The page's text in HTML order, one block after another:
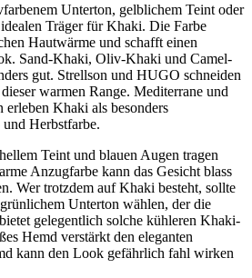
Unterton, gelblichem Teint oder
Träger für Khaki. Die Farbe
Hautwärme und schafft einen
Sand-Khaki, Oliv-Khaki und Camel-
gut. Strellson und HUGO schneiden
warmen Range. Mediterrane und
erleben Khaki als besonders
Herbstfarbe.
Teint und blauen Augen tragen
Anzugfarbe kann das Gesicht blass
Wer trotzdem auf Khaki besteht, sollte
Unterton wählen, der die
gelegentlich solche kühleren Khaki-
Hemd verstärkt den eleganten
kann den Look gefährlich fahl wirken